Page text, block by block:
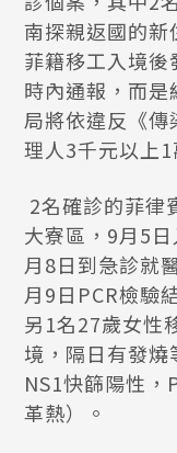
南探親返國的新
菲籍移工入境
時內通報，而
局將依違反《
理人3千元以上
2名確診的菲律
大寮區，9月5
月8日到急診就
月9日PCR檢驗
另1名27歲女性
境，隔日有發
NS1快篩陽性，
革熱）。